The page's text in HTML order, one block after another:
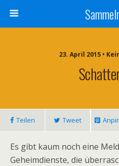
23. April 2015 •
Teilen Tweet
Es gibt kaum noch eine
Geheimdienste, die